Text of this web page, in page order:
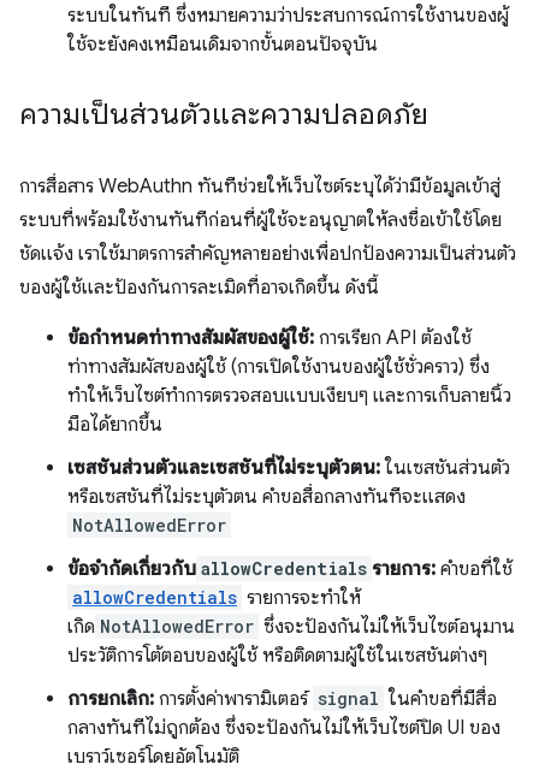
ระบบในทันที ซึ่งหมายความว่าประสบการณ์การใช้งานของผู้
ใช้จะยังคงเหมือนเดิมจากขั้นตอนปัจจุบัน
ความเป็นส่วนตัวและความปลอดภัย
การสื่อสาร WebAuthn ทันทีช่วยให้เว็บไซต์ระบุได้ว่ามีข้อมูลเข้าสู่
ระบบที่พร้อมใช้งานทันทีก่อนที่ผู้ใช้จะอนุญาตให้ลงชื่อเข้าใช้โดย
ชัดแจ้ง เราใช้มาตรการสำคัญหลายอย่างเพื่อปกป้องความเป็นส่วนตัว
ของผู้ใช้และป้องกันการละเมิดที่อาจเกิดขึ้น ดังนี้
ข้อกำหนดท่าทางสัมผัสของผู้ใช้: การเรียก API ต้องใช้
ท่าทางสัมผัสของผู้ใช้ (การเปิดใช้งานของผู้ใช้ชั่วคราว) ซึ่ง
ทำให้เว็บไซต์ทำการตรวจสอบแบบเงียบๆ และการเก็บลายนิ้ว
มือได้ยากขึ้น
เซสชันส่วนตัวและเซสชันที่ไม่ระบุตัวตน:ในเซสชันส่วนตัว
หรือเซสชันที่ไม่ระบุตัวตน คำขอสื่อกลางทันทีจะแสดง
NotAllowedError
ข้อจำกัดเกี่ยวกับ allowCredentials รายการ: คำขอที่ใช้
allowCredentials รายการจะทำให้
เกิด NotAllowedError ซึ่งจะป้องกันไม่ให้เว็บไซต์อนุมาน
ประวัติการโต้ตอบของผู้ใช้ หรือติดตามผู้ใช้ในเซสชันต่างๆ
การยกเลิก: การตั้งค่าพารามิเตอร์ signal ในคำขอที่มีสื่อ
กลางทันทีไม่ถูกต้อง ซึ่งจะป้องกันไม่ให้เว็บไซต์ปิด UI ของ
เบราว์เซอร์โดยอัตโนมัติ